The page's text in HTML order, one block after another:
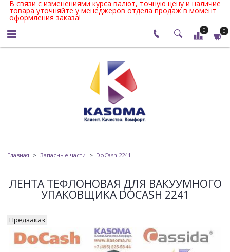
В связи с изменениями курса валют, точную цену и наличие
товара уточняйте у менеджеров отдела продаж в момент
оформления заказа!
0 0
Главная Запасные части DoCash 2241
ЛЕНТА ТЕФЛОНОВАЯ ДЛЯ ВАКУУМНОГО
УПАКОВЩИКА DOCASH 2241
Предзаказ